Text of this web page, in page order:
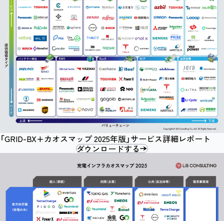
「GRID-BX+カオスマップ 2025年版」サービス詳細レポート
ダウンロードする